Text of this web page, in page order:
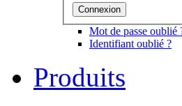
Mot de passe oublié
Identifiant oublié ?
Produits